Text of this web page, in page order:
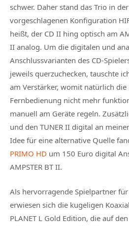
schwer. Daher stand das Trio in
vorgeschlagenen Konfiguration
heißt, der CD II hing optisch am
II analog. Um die digitalen und
Anschlussvarianten des CD-
jeweils querzuchecken, tauschte
am Verstärker, womit natürlich
Fernbedienung nicht mehr
manuell am Geräte regeln.
und den TUNER II digital an
Idee für eine alternative Quelle
PRIMO HD um 150 Euro digital
AMPSTER BT II.
Als hervorragende Spielpartner
erwiesen sich die kugeligen
PLANET L Gold Edition, die auf